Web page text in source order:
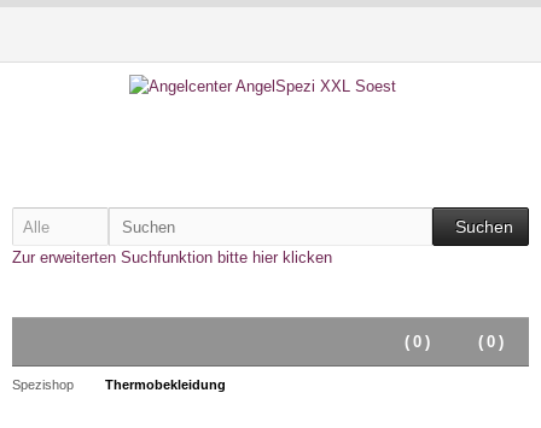
Suchen
Zur erweiterten Suchfunktion bitte hier klicken
( 0 )
( 0 )
Spezishop Thermobekleidung